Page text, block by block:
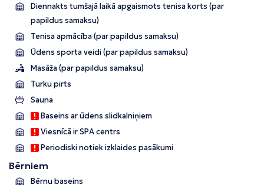
Diennakts tumšajā laikā apgaismots tenisa korts (par
papildus samaksu)
Tenisa apmācība (par papildus samaksu)
Ūdens sporta veidi (par papildus samaksu)
Masāža (par papildus samaksu)
Turku pirts
Sauna
Baseins ar ūdens slidkalniņiem
Viesnīcā ir SPA centrs
Periodiski notiek izklaides pasākumi
Bērniem
Bērnu baseins